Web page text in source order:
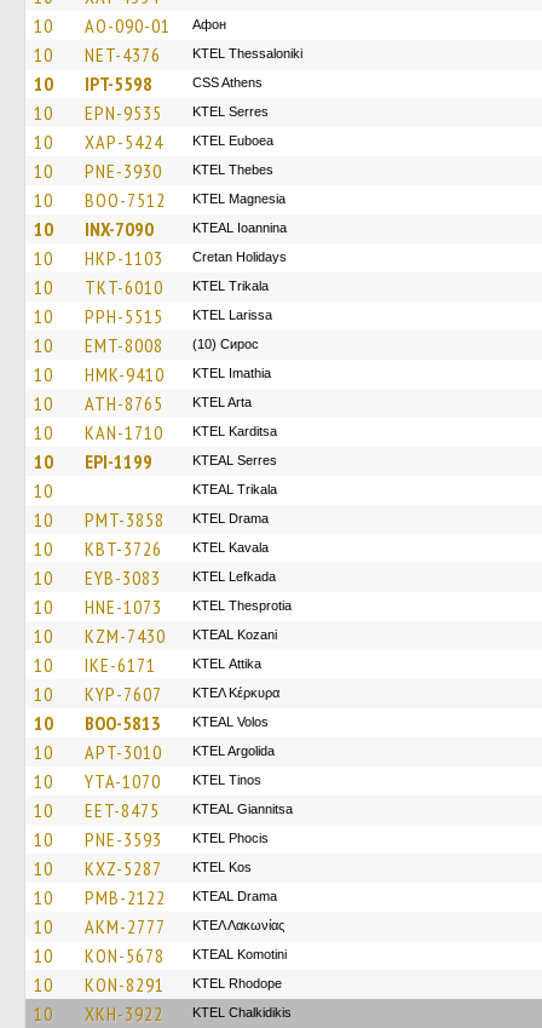
10 AO-090-01 Афон
10 NET-4376 KTEL Thessaloniki
10 IPT-5598 CSS Athens
10 EPN-9535 KTEL Serres
10 XAP-5424 ΚΤΕL Euboea
10 PNE-3930 KTEL Thebes
10 BOO-7512 ΚΤΕL Magnesia
10 INX-7090 KTEAL Ioannina
10 HKP-1103 Cretan Holidays
10 TKT-6010 ΚΤΕL Τrikala
10 PPH-5515 KTEL Larissa
10 EMT-8008 (10) Сирос
10 HMK-9410 KTEL Imathia
10 ATH-8765 KTEL Arta
10 KAN-1710 ΚΤΕL Karditsa
10 EPI-1199 KTEAL Serres
10 KTEAL Trikala
10 PMT-3858 KTEL Drama
10 KBT-3726 KTEL Kavala
10 EYB-3083 KTEL Lefkada
10 HNE-1073 KTEL Thesprotia
10 KZM-7430 KTEAL Kozani
10 IKE-6171 KΤΕL Αttika
10 KYP-7607 ΚΤΕΛ Κέρκυρα
10 BOO-5813 KTEAL Volos
10 APT-3010 KTEL Argolida
10 YTA-1070 KTEL Tinos
10 EET-8475 KTEAL Giannitsa
10 PNE-3593 ΚΤΕL Phocis
10 KXZ-5287 KTEL Kos
10 PMB-2122 KTEAL Drama
10 AKM-2777 ΚΤΕΛ Λακωνίας
10 KON-5678 KTEAL Komotini
10 KON-8291 KTEL Rhodope
10 XKH-3922 ΚΤΕL Chalkidikis